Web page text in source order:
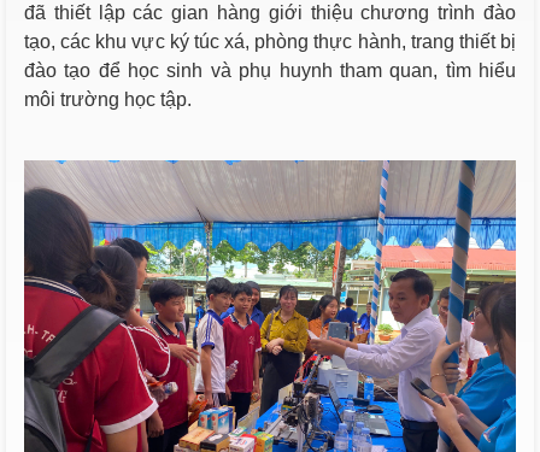
đã thiết lập các gian hàng giới thiệu chương trình đào
tạo, các khu vực ký túc xá, phòng thực hành, trang thiết bị
đào tạo để học sinh và phụ huynh tham quan, tìm hiểu
môi trường học tập.